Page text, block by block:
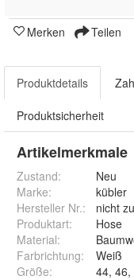
Merken Teilen
Produktdetails
Produktsicherheit
Artikelmerkmale
Zustand:
Neu
Marke:
kübler
Hersteller Nr.:
nicht
Produktart:
Hose
Material:
Farbrichtung:
Weiß
Größe: